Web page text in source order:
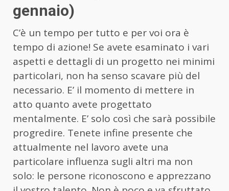
gennaio)
C’è un tempo per tutto e per voi ora è
tempo di azione! Se avete esaminato i vari
aspetti e dettagli di un progetto nei minimi
particolari, non ha senso scavare più del
necessario. E’ il momento di mettere in
atto quanto avete progettato
mentalmente. E’ solo così che sarà possibile
progredire. Tenete infine presente che
attualmente nel lavoro avete una
particolare influenza sugli altri ma non
solo: le persone riconoscono e apprezzano